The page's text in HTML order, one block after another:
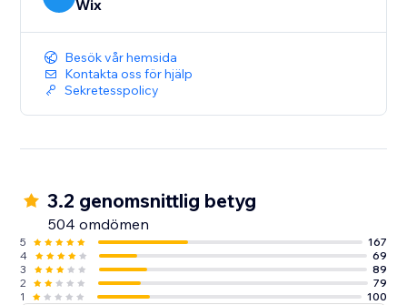
Wix
Besök vår hemsida
Kontakta oss för hjälp
Sekretesspolicy
3.2 genomsnittlig betyg
504 omdömen
5
167
4
69
3
89
2
79
1
100